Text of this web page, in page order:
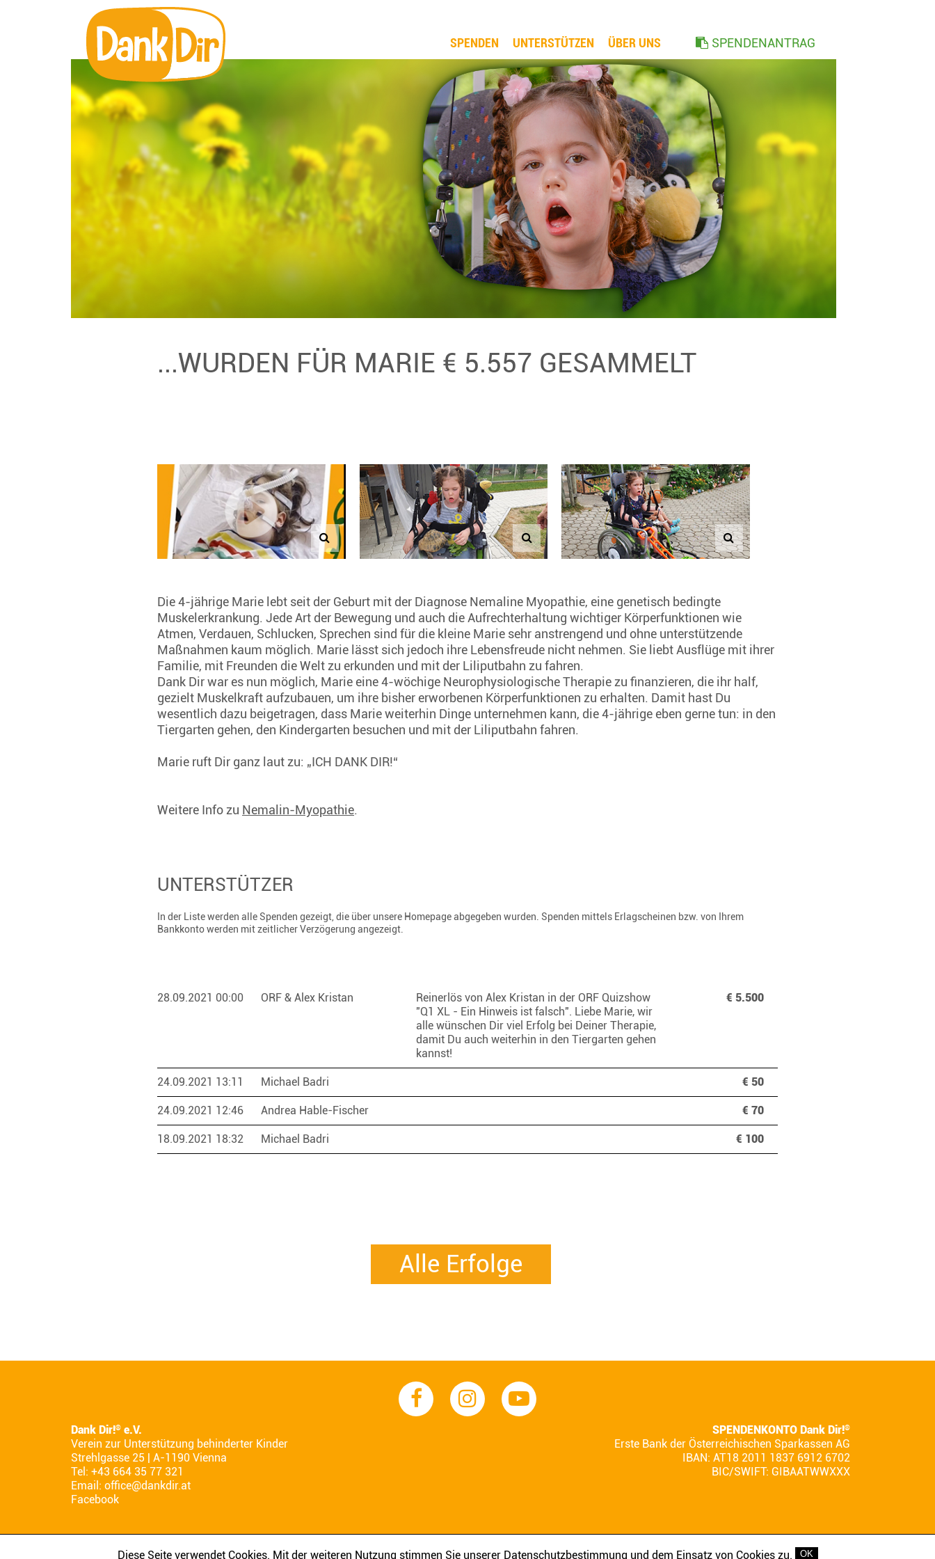
SPENDEN UNTERSTÜTZEN ÜBER UNS SPENDENANTRAG
...WURDEN FÜR MARIE € 5.557 GESAMMELT
Die 4-jährige Marie lebt seit der Geburt mit der Diagnose Nemaline Myopathie, eine genetisch bedingte
Muskelerkrankung. Jede Art der Bewegung und auch die Aufrechterhaltung wichtiger Körperfunktionen wie
Atmen, Verdauen, Schlucken, Sprechen sind für die kleine Marie sehr anstrengend und ohne unterstützende
Maßnahmen kaum möglich. Marie lässt sich jedoch ihre Lebensfreude nicht nehmen. Sie liebt Ausflüge mit ihrer
Familie, mit Freunden die Welt zu erkunden und mit der Liliputbahn zu fahren.
Dank Dir war es nun möglich, Marie eine 4-wöchige Neurophysiologische Therapie zu finanzieren, die ihr half,
gezielt Muskelkraft aufzubauen, um ihre bisher erworbenen Körperfunktionen zu erhalten. Damit hast Du
wesentlich dazu beigetragen, dass Marie weiterhin Dinge unternehmen kann, die 4-jährige eben gerne tun: in den
Tiergarten gehen, den Kindergarten besuchen und mit der Liliputbahn fahren.
Marie ruft Dir ganz laut zu: „ICH DANK DIR!“
Weitere Info zu Nemalin-Myopathie.
UNTERSTÜTZER
In der Liste werden alle Spenden gezeigt, die über unsere Homepage abgegeben wurden. Spenden mittels Erlagscheinen bzw. von Ihrem
Bankkonto werden mit zeitlicher Verzögerung angezeigt.
28.09.2021 00:00 ORF & Alex Kristan € 5.500
Reinerlös von Alex Kristan in der ORF Quizshow
"Q1 XL - Ein Hinweis ist falsch". Liebe Marie, wir
alle wünschen Dir viel Erfolg bei Deiner Therapie,
damit Du auch weiterhin in den Tiergarten gehen
kannst!
24.09.2021 13:11 Michael Badri € 50
24.09.2021 12:46 Andrea Hable-Fischer € 70
18.09.2021 18:32 Michael Badri € 100
Alle Erfolge
Dank Dir!® e.V.
Verein zur Unterstützung behinderter Kinder
Strehlgasse 25 | A-1190 Vienna
Tel: +43 664 35 77 321
Email: office@dankdir.at
Facebook
SPENDENKONTO Dank Dir!®
Erste Bank der Österreichischen Sparkassen AG
IBAN: AT18 2011 1837 6912 6702
BIC/SWIFT: GIBAATWWXXX
Diese Seite verwendet Cookies. Mit der weiteren Nutzung stimmen Sie unserer Datenschutzbestimmung und dem Einsatz von Cookies zu.
OK